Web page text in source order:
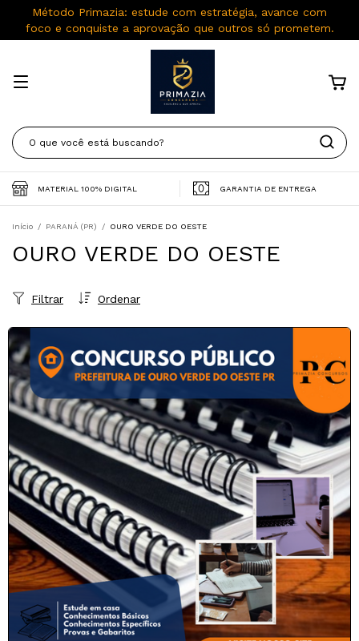
Método Primazia: estude com estratégia, avance com
foco e conquiste a aprovação que outros só prometem.
MATERIAL 100% DIGITAL GARANTIA DE ENTREGA
Início / PARANÁ (PR) / OURO VERDE DO OESTE
OURO VERDE DO OESTE
Ordenar
Filtrar